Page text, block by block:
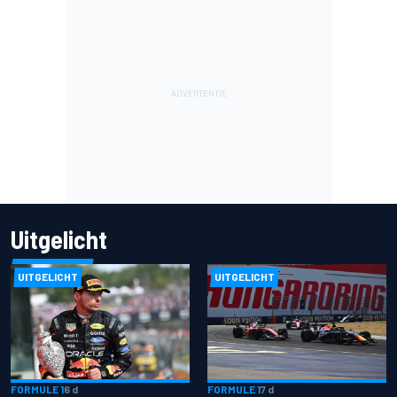
Uitgelicht
UITGELICHT
FORMULE 16 d
UITGELICHT
FORMULE 17 d